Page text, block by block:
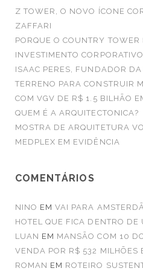
r
:
Z TOWER, O NOVO ÍCONE
ZAFFARI
PORQUE O COUNTRY TOWER
INVESTIMENTO
ISAAC PERES, FUNDADOR
TERRENO PARA CONSTRUIR
COM VGV DE R$ 1.5 BILHÃO
QUEM É A ARQUITECTONICA?
MOSTRA DE ARQUITETURA
MEDPLEX EM EVIDÊNCIA
COMENTÁRIOS
NINO EMVAI PARA
HOTEL QUE FICA DENTRO DE
LUAN EM MANSÃO COM 10
VENDA POR R$ 532 MILHÕES
ROMAN EM ROTEIRO